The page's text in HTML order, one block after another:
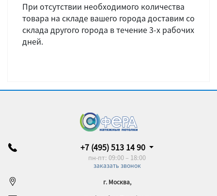
При отсутствии необходимого количества
товара на складе вашего города доставим со
склада другого города в течение 3-х рабочих
дней.
+7 (495) 513 14 90
пн-пт: 09:00 – 18:00
заказать звонок
г. Москва,